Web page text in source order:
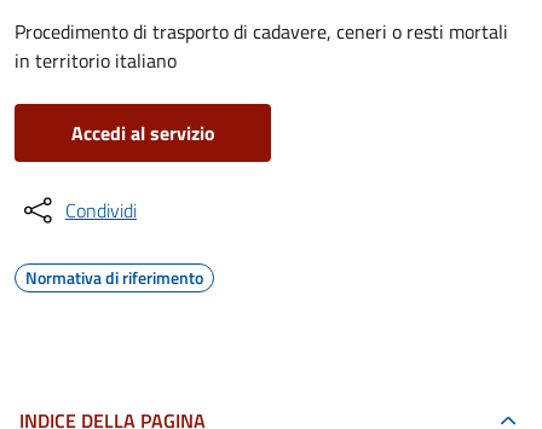
Procedimento di trasporto di cadavere, ceneri o resti mortali
in territorio italiano
Accedi al servizio
Condividi
Normativa di riferimento
INDICE DELLA PAGINA